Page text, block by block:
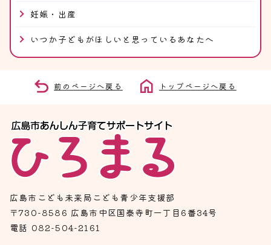
妊娠・出産
いつか子どもがほしいと思っているあなたへ
前のページへ戻る トップページへ戻る
広島市こども未来局こども青少年支援部
〒730-8586 広島市中区国泰寺町一丁目6番34号
電話 082-504-2161